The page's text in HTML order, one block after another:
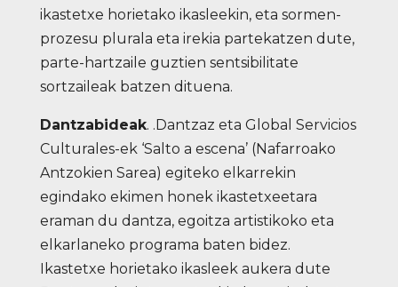
ikastetxe horietako ikasleekin, eta sormen-
prozesu plurala eta irekia partekatzen dute,
parte-hartzaile guztien sentsibilitate
sortzaileak batzen dituena.
Dantzabideak. .Dantzaz eta Global Servicios
Culturales-ek ‘Salto a escena’ (Nafarroako
Antzokien Sarea) egiteko elkarrekin
egindako ekimen honek ikastetxeetara
eraman du dantza, egoitza artistikoko eta
elkarlaneko programa baten bidez.
Ikastetxe horietako ikasleek aukera dute